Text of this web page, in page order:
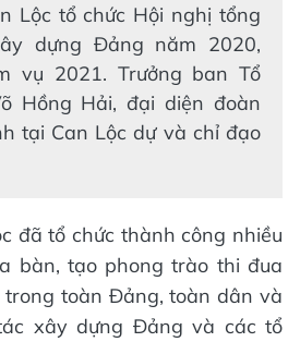
Lộc tổ chức Hội nghị tổng
dựng Đảng năm 2020,
vụ 2021. Trưởng ban Tổ
Hồng Hải, đại diện đoàn
tại Can Lộc dự và chỉ đạo
đã tổ chức thành công nhiều
bàn, tạo phong trào thi đua
trong toàn Đảng, toàn dân và
xây dựng Đảng và các tổ